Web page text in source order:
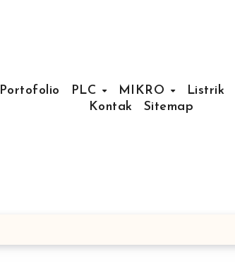
Portofolio PLC MIKRO Listrik
Kontak
Sitemap